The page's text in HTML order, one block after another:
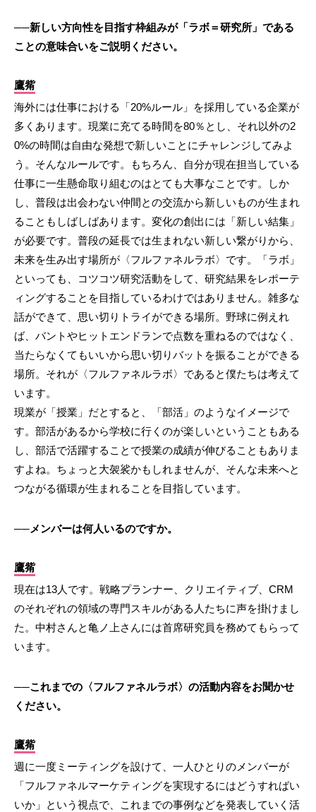
──新しい方向性を目指す枠組みが「ラボ＝研究所」である
ことの意味合いをご説明ください。
鷹觜
海外には仕事における「20%ルール」を採用している企業が
多くあります。現業に充てる時間を80％とし、それ以外の2
0%の時間は自由な発想で新しいことにチャレンジしてみよ
う。そんなルールです。もちろん、自分が現在担当している
仕事に一生懸命取り組むのはとても大事なことです。しか
し、普段は出会わない仲間との交流から新しいものが生まれ
ることもしばしばあります。変化の創出には「新しい結集」
が必要です。普段の延長では生まれない新しい繋がりから、
未来を生み出す場所が〈フルファネルラボ〉です。「ラボ」
といっても、コツコツ研究活動をして、研究結果をレポーテ
ィングすることを目指しているわけではありません。雑多な
話ができて、思い切りトライができる場所。野球に例えれ
ば、バントやヒットエンドランで点数を重ねるのではなく、
当たらなくてもいいから思い切りバットを振ることができる
場所。それが〈フルファネルラボ〉であると僕たちは考えて
います。
現業が「授業」だとすると、「部活」のようなイメージで
す。部活があるから学校に行くのが楽しいということもある
し、部活で活躍することで授業の成績が伸びることもありま
すよね。ちょっと大袈裟かもしれませんが、そんな未来へと
つながる循環が生まれることを目指しています。
──メンバーは何人いるのですか。
鷹觜
現在は13人です。戦略プランナー、クリエイティブ、CRM
のそれぞれの領域の専門スキルがある人たちに声を掛けまし
た。中村さんと亀ノ上さんには首席研究員を務めてもらって
います。
──これまでの〈フルファネルラボ〉の活動内容をお聞かせ
ください。
鷹觜
週に一度ミーティングを設けて、一人ひとりのメンバーが
「フルファネルマーケティングを実現するにはどうすればい
いか」という視点で、これまでの事例などを発表していく活